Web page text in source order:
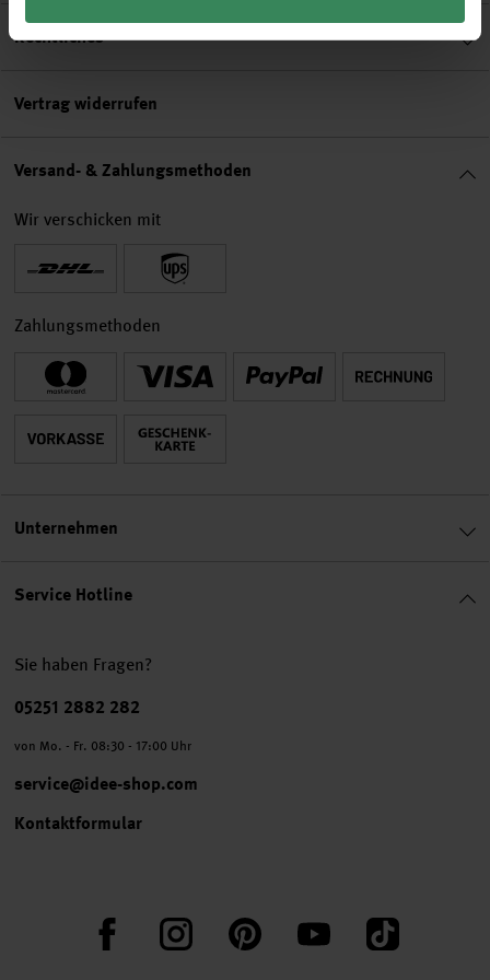
Service Hotline
Sie haben Fragen?
Telefonnummer
05251 2882 282
von Mo. - Fr. 08:30 - 17:00 Uhr
service@idee-shop.com
Kontaktformular
FacebookInstagram PinterestYouTube TikTok
Rechtliches
Vertrag widerrufen
Versand- & Zahlungsmethoden
Wir verschicken mit
Zahlungsmethoden
Unternehmen